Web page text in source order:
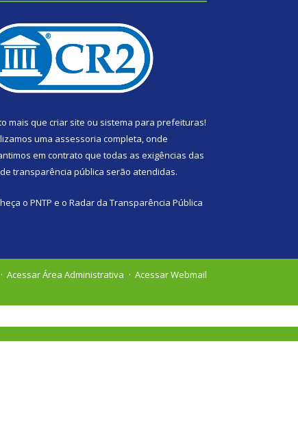
mais que criar site ou sistema para prefeituras!
uma assessoria completa, onde
em contrato que todas as exigências das
transparência pública serão atendidas.
o PNTP e o Radar da Transparência Pública
Acessar Área Administrativa Acessar Webmail